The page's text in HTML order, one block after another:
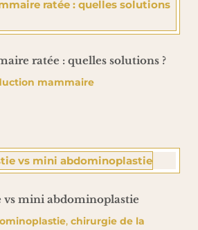
ratée : quelles solutions ?
mammaire
mini abdominoplastie
, chirurgie de la